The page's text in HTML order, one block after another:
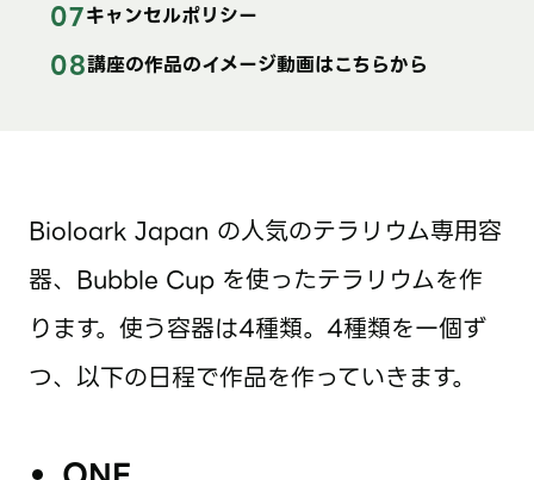
キャンセルポリシー
講座の作品のイメージ動画はこちらから
Bioloark Japan の人気のテラリウム専用容
器、Bubble Cup を使ったテラリウムを作
ります。使う容器は4種類。4種類を一個ず
つ、以下の日程で作品を作っていきます。